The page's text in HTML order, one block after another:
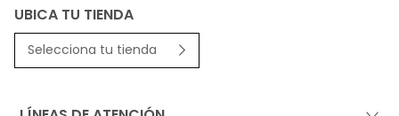
UBICA TU TIENDA
Selecciona tu tienda